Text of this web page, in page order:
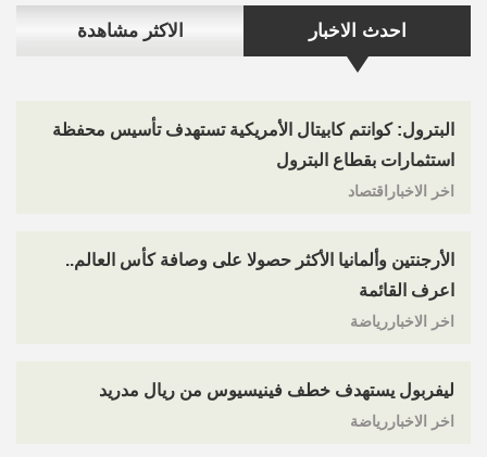
احدث الاخبار الاكثر مشاهدة
البترول: كوانتم كابيتال الأمريكية تستهدف تأسيس محفظة
استثمارات بقطاع البترول
اخر الاخباراقتصاد
الأرجنتين وألمانيا الأكثر حصولا على وصافة كأس العالم..
اعرف القائمة
اخر الاخباررياضة
ليفربول يستهدف خطف فينيسيوس من ريال مدريد
اخر الاخباررياضة